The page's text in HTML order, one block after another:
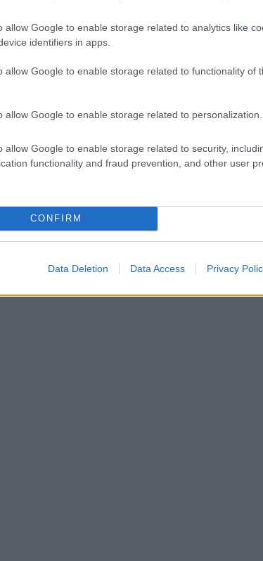
allow Google to enable storage related to analytics like
identifiers in apps.
allow Google to enable storage related to functionality of
allow Google to enable storage related to personalization.
allow Google to enable storage related to security,
functionality and fraud prevention, and other user
CONFIRM
Data Deletion Data Access Privacy